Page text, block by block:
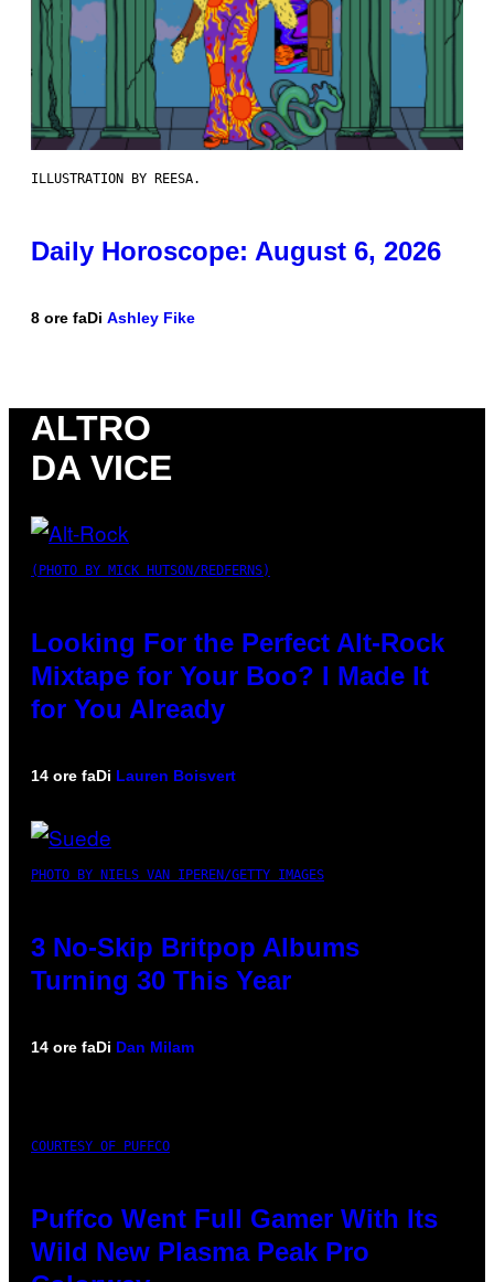
ILLUSTRATION BY REESA.
Daily Horoscope: August 6, 2026
8 ore faDi Ashley Fike
ALTRO
DA VICE
(PHOTO BY MICK HUTSON/REDFERNS)
Looking For the Perfect Alt-Rock
Mixtape for Your Boo? I Made It
for You Already
14 ore faDi Lauren Boisvert
PHOTO BY NIELS VAN IPEREN/GETTY IMAGES
3 No-Skip Britpop Albums
Turning 30 This Year
14 ore faDi Dan Milam
COURTESY OF PUFFCO
Puffco Went Full Gamer With Its
Wild New Plasma Peak Pro